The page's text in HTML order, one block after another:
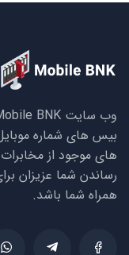
بیس های شماره
های موجود از
رساندن شما عزیزان
همراه شما باشد.